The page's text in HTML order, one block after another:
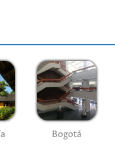
Bogotá